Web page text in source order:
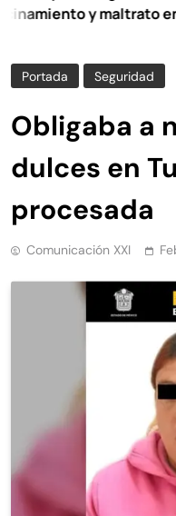
y maltrato en
Portada Seguridad
Obligaba a
dulces en
procesada
Comunicación XXI